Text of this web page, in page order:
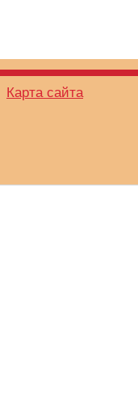
Карта сайта